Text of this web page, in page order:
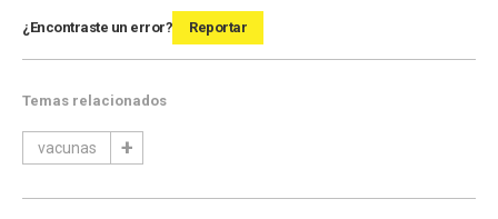
¿Encontraste un error? Reportar
Temas relacionados
vacunas